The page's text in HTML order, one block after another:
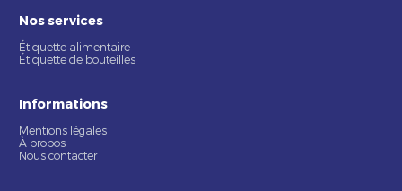
Nos services
Étiquette alimentaire
Étiquette de bouteilles
Informations
Mentions légales
À propos
Nous contacter